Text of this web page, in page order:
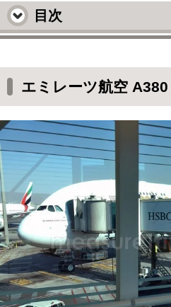
目次
エミレーツ航空 A380
エコノミークラスの座
女性が座った時の
男性が座った時の
座席の設備
アメニティグッズ
エミレーツ航空のCAさ
機内サービスと機内食
機内に搭乗後すぐ
エミレーツ航空